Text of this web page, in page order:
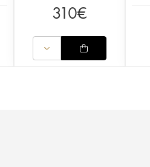
310€